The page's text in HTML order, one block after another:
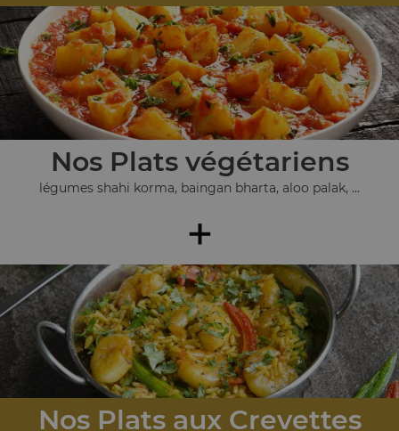
Nos Plats végétariens
légumes shahi korma, baingan bharta, aloo palak, ...
+
Nos Plats aux Crevettes